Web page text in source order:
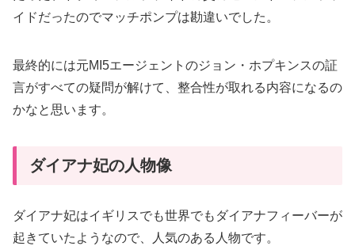
イドだったのでマッチポンプは勘違いでした。
最終的には元MI5エージェントのジョン・ホプキンスの証
言がすべての疑問が解けて、整合性が取れる内容になるの
かなと思います。
ダイアナ妃の人物像
ダイアナ妃はイギリスでも世界でもダイアナフィーバーが
起きていたようなので、人気のある人物です。